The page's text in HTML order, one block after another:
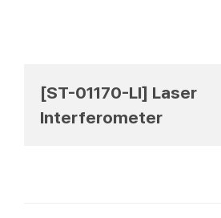
[ST-01170-LI] Laser
Interferometer